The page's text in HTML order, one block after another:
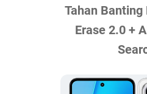
Tahan Banting
Erase 2.0 +